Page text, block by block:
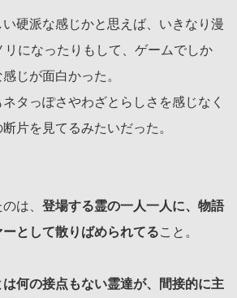
硬派な感じかと思えば、いきなり漫
になったりもして、ゲームでしか
じが面白かった。
タっぽさやわざとらしさを感じなく
片を見てるみたいだった。
は、 登場する霊の一人一人に、物語
として散りばめられてること。
は何の接点もない霊達が、間接的に主